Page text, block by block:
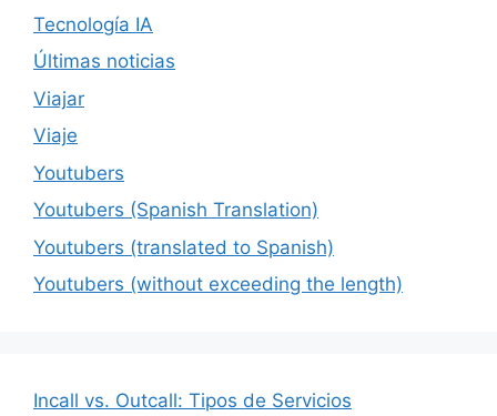
Tecnología IA
Últimas noticias
Viajar
Viaje
Youtubers
Youtubers (Spanish Translation)
Youtubers (translated to Spanish)
Youtubers (without exceeding the length)
Incall vs. Outcall: Tipos de Servicios